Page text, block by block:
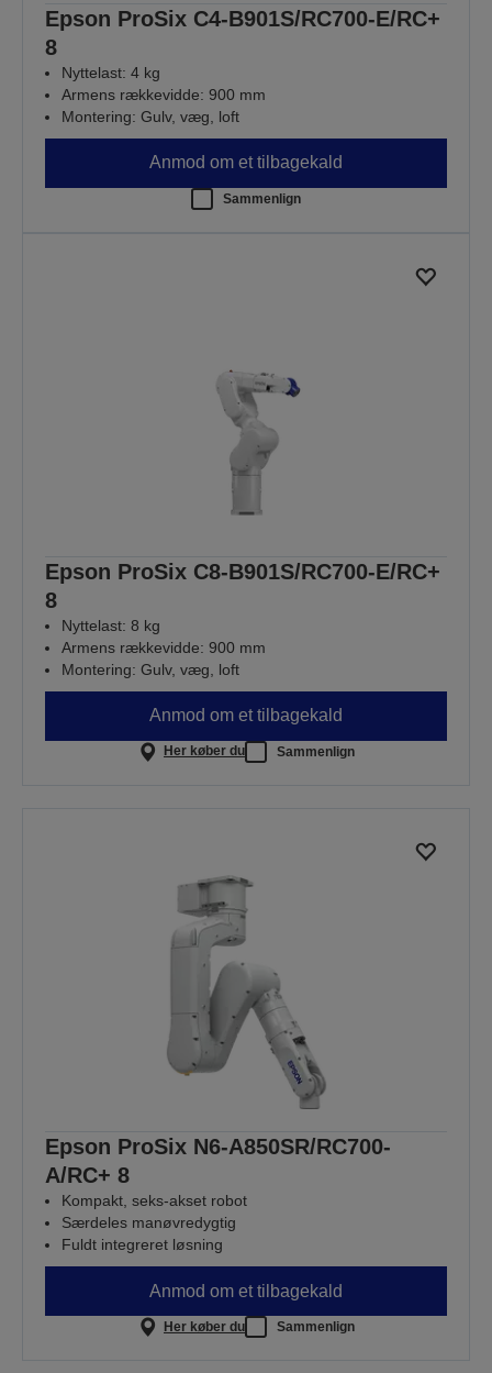
Epson ProSix C4-B901S/RC700-E/RC+
8
Nyttelast: 4 kg
Armens rækkevidde: 900 mm
Montering: Gulv, væg, loft
Anmod om et tilbagekald
Sammenlign
Epson ProSix C8-B901S/RC700-E/RC+
8
Nyttelast: 8 kg
Armens rækkevidde: 900 mm
Montering: Gulv, væg, loft
Anmod om et tilbagekald
Her køber du Sammenlign
Epson ProSix N6-A850SR/RC700-
A/RC+ 8
Kompakt, seks-akset robot
Særdeles manøvredygtig
Fuldt integreret løsning
Anmod om et tilbagekald
Her køber du Sammenlign